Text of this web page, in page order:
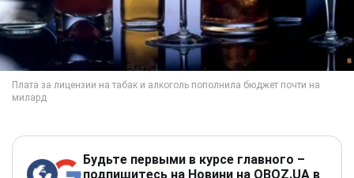
Будьте первыми в курсе главного –
подпишитесь на Новини на OBOZ.UA в